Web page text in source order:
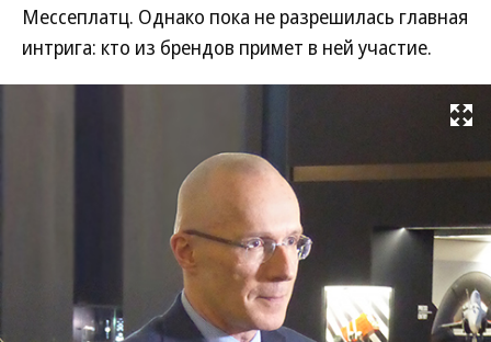
Мессеплатц. Однако пока не разрешилась главная
интрига: кто из брендов примет в ней участие.
Развернуть